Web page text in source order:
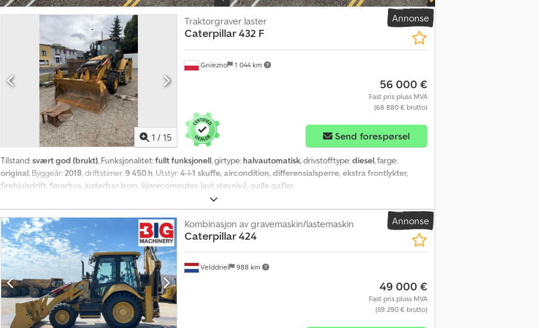
h
a
n
d
l
e
p
p
r
e
t
Annonse
1 / 15
Gniezno 1 044 km
Traktorgraver laster
Caterpillar432 F
56 000 €
Fast pris pluss MVA
(68 880 € brutto)
Send forespørsel
Tilstand:svært god (brukt), Funksjonalitet:fullt funksjonell, girtype: halvautomatisk, drivstofftype:diesel, farge:
original , Byggeår: 2018 , driftstimer:9 450 h , Utstyr:4-i-1 skuffe, aircondition, differensialsperre, ekstra frontlykter,
firehjulsdrift, førerhus, justerbar bom, kjørecomputer, lavt støynivå, palle gafler
Annonse
Velddriel 988 km
Kombinasjon av gravemaskin/lastemaskin
Caterpillar424
49 000 €
Fast pris pluss MVA
(59 290 € brutto)